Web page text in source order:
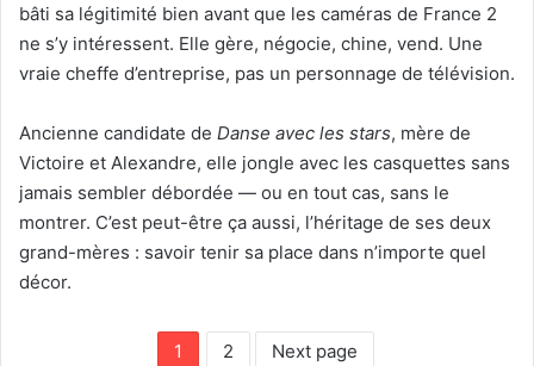
bâti sa légitimité bien avant que les caméras de France 2
ne s’y intéressent. Elle gère, négocie, chine, vend. Une
vraie cheffe d’entreprise, pas un personnage de télévision.
Ancienne candidate de Danse avec les stars, mère de
Victoire et Alexandre, elle jongle avec les casquettes sans
jamais sembler débordée — ou en tout cas, sans le
montrer. C’est peut-être ça aussi, l’héritage de ses deux
grand-mères : savoir tenir sa place dans n’importe quel
décor.
1 2 Next page